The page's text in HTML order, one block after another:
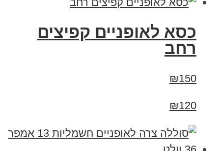
כסא לאופניים קפיצים
רחב
₪150
₪120